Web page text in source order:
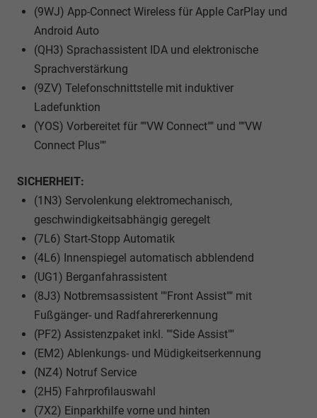
(9WJ) App-Connect Wireless für Apple CarPlay und
Android Auto
(QH3) Sprachassistent IDA und elektronische
Sprachverstärkung
(9ZV) Telefonschnittstelle mit induktiver
Ladefunktion
(YOS) Vorbereitet für ""VW Connect"" und ""VW
Connect Plus""
SICHERHEIT:
(1N3) Servolenkung elektromechanisch,
geschwindigkeitsabhängig geregelt
(7L6) Start-Stopp Automatik
(4L6) Innenspiegel automatisch abblendend
(UG1) Berganfahrassistent
(8J3) Notbremsassistent ""Front Assist"" mit
Fußgänger- und Radfahrererkennung
(PF2) Assistenzpaket inkl. ""Side Assist""
(EM2) Ablenkungs- und Müdigkeitserkennung
(NZ4) Notruf Service
(2H5) Fahrprofilauswahl
(7X2) Einparkhilfe vorne und hinten